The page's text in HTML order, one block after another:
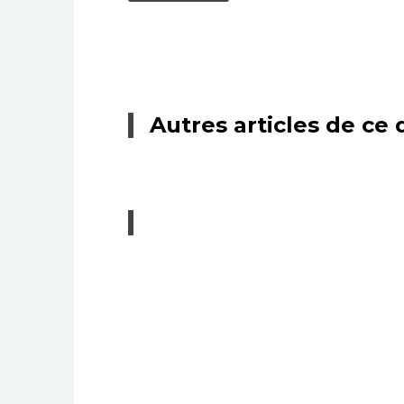
Autres articles de ce